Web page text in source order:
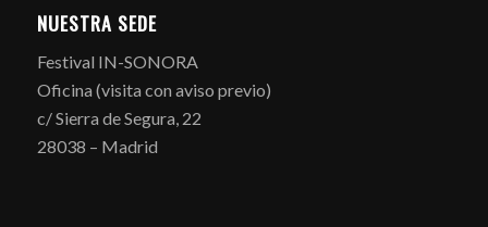
NUESTRA SEDE
Festival IN-SONORA
Oficina (visita con aviso previo)
c/ Sierra de Segura, 22
28038 – Madrid